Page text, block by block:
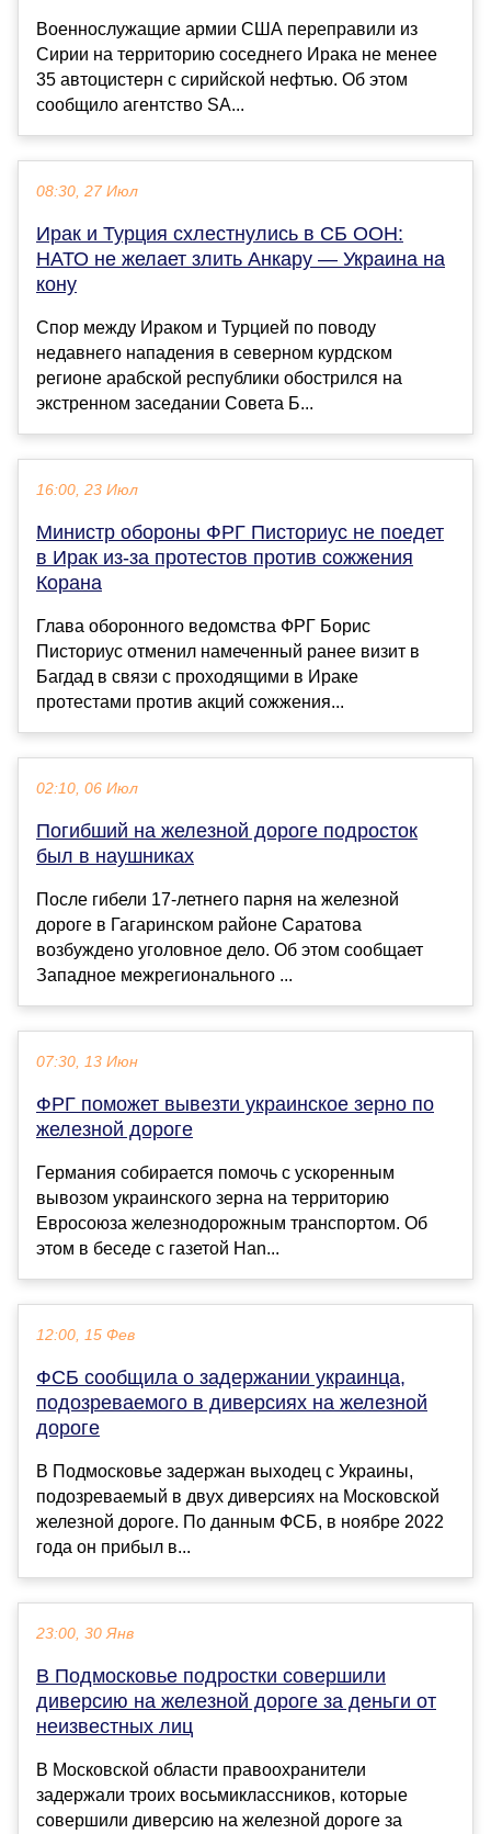
Военнослужащие армии США переправили из
Сирии на территорию соседнего Ирака не менее
35 автоцистерн с сирийской нефтью. Об этом
сообщило агентство SA...
08:30, 27 Июл
Ирак и Турция схлестнулись в СБ ООН:
НАТО не желает злить Анкару — Украина на
кону
Спор между Ираком и Турцией по поводу
недавнего нападения в северном курдском
регионе арабской республики обострился на
экстренном заседании Совета Б...
16:00, 23 Июл
Министр обороны ФРГ Писториус не поедет
в Ирак из-за протестов против сожжения
Корана
Глава оборонного ведомства ФРГ Борис
Писториус отменил намеченный ранее визит в
Багдад в связи с проходящими в Ираке
протестами против акций сожжения...
02:10, 06 Июл
Погибший на железной дороге подросток
был в наушниках
После гибели 17-летнего парня на железной
дороге в Гагаринском районе Саратова
возбуждено уголовное дело. Об этом сообщает
Западное межрегионального ...
07:30, 13 Июн
ФРГ поможет вывезти украинское зерно по
железной дороге
Германия собирается помочь с ускоренным
вывозом украинского зерна на территорию
Евросоюза железнодорожным транспортом. Об
этом в беседе с газетой Han...
12:00, 15 Фев
ФСБ сообщила о задержании украинца,
подозреваемого в диверсиях на железной
дороге
В Подмосковье задержан выходец с Украины,
подозреваемый в двух диверсиях на Московской
железной дороге. По данным ФСБ, в ноябре 2022
года он прибыл в...
23:00, 30 Янв
В Подмосковье подростки совершили
диверсию на железной дороге за деньги от
неизвестных лиц
В Московской области правоохранители
задержали троих восьмиклассников, которые
совершили диверсию на железной дороге за